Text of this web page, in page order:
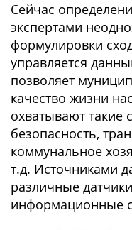
Сейчас
экспертами
формулировки
управляется
позволяет
качество жизни
охватывают такие
безопасность,
коммунальное
т.д. Источниками
различные
информационные